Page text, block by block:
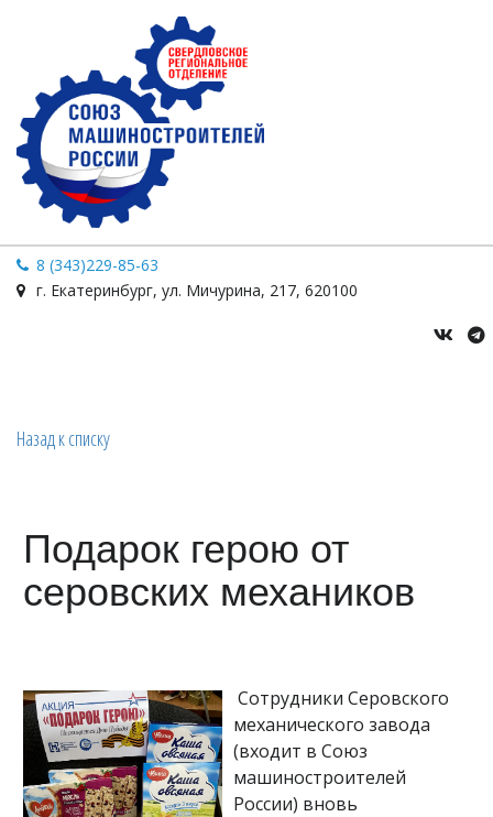
8 (343)229-85-63
г. Екатеринбург, ул. Мичурина, 217, 620100
Назад к списку
Подарок герою от
серовских механиков
Сотрудники Серовского
механического завода
(входит в Союз
машиностроителей
России) вновь